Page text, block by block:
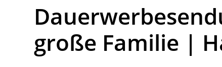
große Familie |